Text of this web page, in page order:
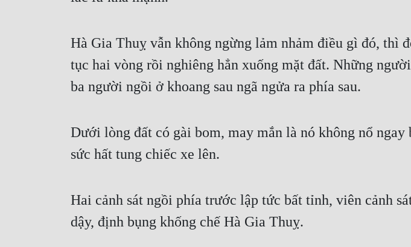
Hà Gia Thuỵ vẫn không ngừng lảm nhảm điều gì đó, thì
tục hai vòng rồi nghiêng hẳn xuống mặt đất. Những
ba người ngồi ở khoang sau ngã ngửa ra phía sau.
Dưới lòng đất có gài bom, may mắn là nó không nổ
sức hất tung chiếc xe lên.
Hai cảnh sát ngồi phía trước lập tức bất tỉnh, viên cảnh
dậy, định bụng khống chế Hà Gia Thuỵ.